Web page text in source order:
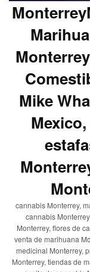
Mike
cannabis Monterrey,
cannabis
Monterrey, flores de
venta de marihuana
medicinal Monterrey,
Monterrey, tiendas de